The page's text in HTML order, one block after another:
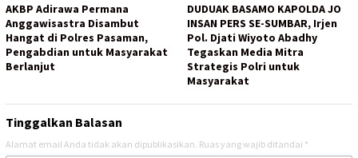
AKBP Adirawa Permana
Anggawisastra Disambut
Hangat di Polres Pasaman,
Pengabdian untuk Masyarakat
Berlanjut
DUDUAK BASAMO KAPOLDA JO
INSAN PERS SE-SUMBAR, Irjen
Pol. Djati Wiyoto Abadhy
Tegaskan Media Mitra
Strategis Polri untuk
Masyarakat
Tinggalkan Balasan
Alamat email Anda tidak akan dipublikasikan. Ruas yang wajib ditandai *